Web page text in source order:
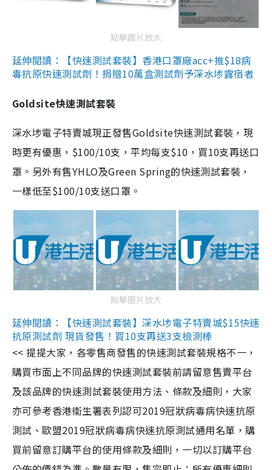
點擊圖片放大
延伸閱讀：【快速測試套裝】香港口罩廠acc+推$18病
毒抗原快速測試劑！捐贈10萬盒測試劑予深水埗露宿者
Goldsite快速測試套裝
深水埗電子特賣城現正發售Goldsite快速測試套裝，現
時更有優惠，$100/10支，平均每支$10，買10支再送口
罩。另外有售YHLO及Green Spring的快速測試套裝，
一樣低至$100/10支送口罩。
點擊圖片放大
延伸閱讀：【快速測試套裝】深水埗電子特賣城$15快速
抗原測試劑 現貨發售！買10支再送3支檢測棒
<< 提提大家，各零售商發售的快速測試套裝規格不一，
購買市面上不同品牌的快速測試套裝前請留意售賣平台
及該品牌的快速測試套裝使用方法、條款及細則，大家
亦可參考香港衞生署表列認可2019冠狀病毒病快速抗原
測試、歐盟2019冠狀病毒病快速抗原測試通用名單，購
買前留意訂購平台的使用條款及細則，一切以訂購平台